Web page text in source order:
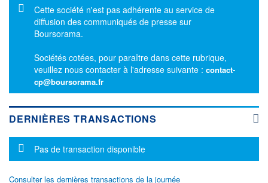
Message d'information
Cette société n'est pas adhérente au service de
diffusion des communiqués de presse sur
Boursorama.
Sociétés cotées, pour paraître dans cette rubrique,
veuillez nous contacter à l'adresse suivante : contact-
cp@boursorama.fr
DERNIÈRES TRANSACTIONS
Message d'information
Pas de transaction disponible
Consulter les dernières transactions de la journée